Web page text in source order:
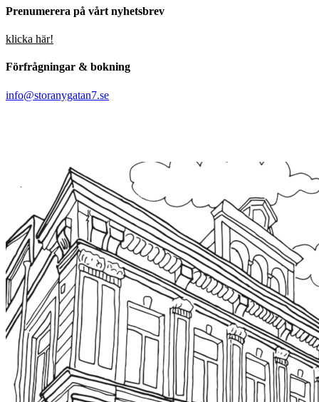
Prenumerera på vårt nyhetsbrev
klicka här!
Förfrågningar & bokning
info@storanygatan7.se